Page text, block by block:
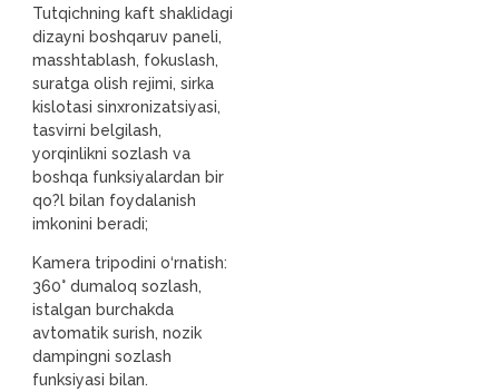
Tutqichning kaft shaklidagi
dizayni boshqaruv paneli,
masshtablash, fokuslash,
suratga olish rejimi, sirka
kislotasi sinxronizatsiyasi,
tasvirni belgilash,
yorqinlikni sozlash va
boshqa funksiyalardan bir
qo?l bilan foydalanish
imkonini beradi;
Kamera tripodini o‘rnatish:
360° dumaloq sozlash,
istalgan burchakda
avtomatik surish, nozik
dampingni sozlash
funksiyasi bilan.